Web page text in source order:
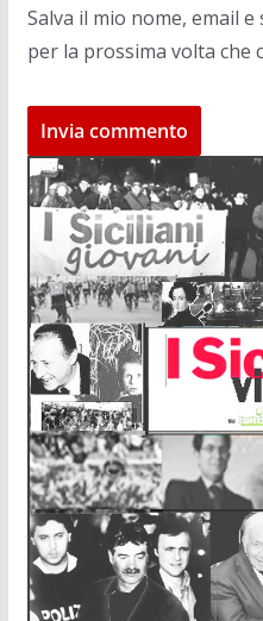
Salva il mio nome, email
per la prossima volta che